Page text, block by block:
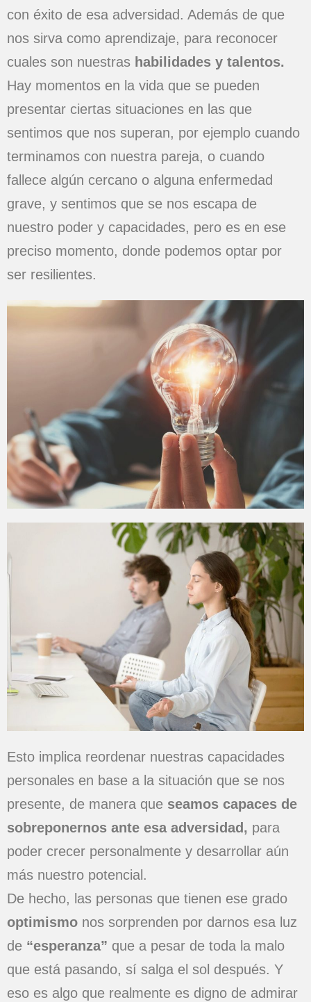
con éxito de esa adversidad. Además de que
nos sirva como aprendizaje, para reconocer
cuales son nuestras habilidades y talentos.
Hay momentos en la vida que se pueden
presentar ciertas situaciones en las que
sentimos que nos superan, por ejemplo cuando
terminamos con nuestra pareja, o cuando
fallece algún cercano o alguna enfermedad
grave, y sentimos que se nos escapa de
nuestro poder y capacidades, pero es en ese
preciso momento, donde podemos optar por
ser resilientes.
Esto implica reordenar nuestras capacidades
personales en base a la situación que se nos
presente, de manera que seamos capaces de
sobreponernos ante esa adversidad, para
poder crecer personalmente y desarrollar aún
más nuestro potencial.
De hecho, las personas que tienen ese grado
optimismo nos sorprenden por darnos esa luz
de “esperanza” que a pesar de toda la malo
que está pasando, sí salga el sol después. Y
eso es algo que realmente es digno de admirar